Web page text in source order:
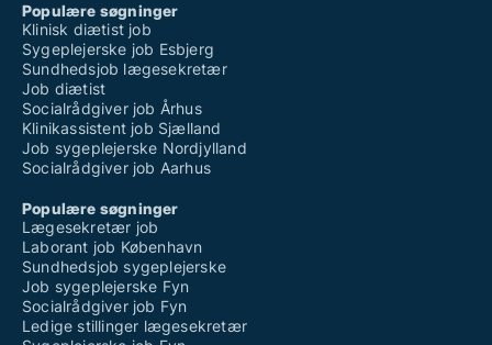
Populære søgninger
Klinisk diætist job
Sygeplejerske job Esbjerg
Sundhedsjob lægesekretær
Job diætist
Socialrådgiver job Århus
Klinikassistent job Sjælland
Job sygeplejerske Nordjylland
Socialrådgiver job Aarhus
Populære søgninger
Lægesekretær job
Laborant job København
Sundhedsjob sygeplejerske
Job sygeplejerske Fyn
Socialrådgiver job Fyn
Ledige stillinger lægesekretær